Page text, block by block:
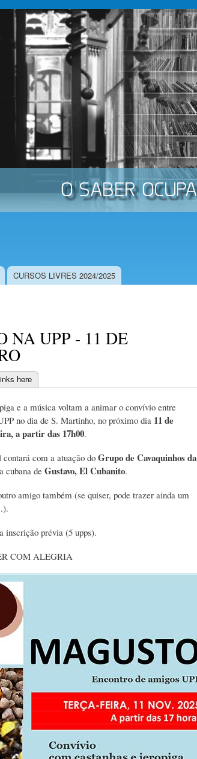
Passar
para o
conteúdo
principal
CURSOS LIVRES 2024/2025
NA UPP - 11 DE
here
e a música voltam a animar o convívio entre
no dia de S. Martinho, no próximo dia 11 de
a partir das 17h00.
com a atuação do Grupo de Cavaquinhos da
cubana de Gustavo, El Cubanito.
amigo também (se quiser, pode trazer ainda um
inscrição prévia (5 upps).
COM ALEGRIA